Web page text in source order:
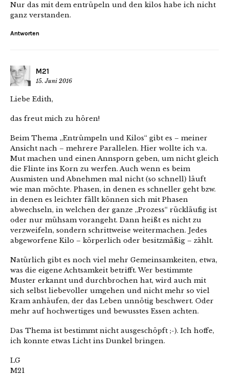
Nur das mit dem entrüpeln und den kilos habe ich nicht
ganz verstanden.
Antworten
M21
15. Juni 2016
Liebe Edith,
das freut mich zu hören!
Beim Thema „Entrümpeln und Kilos“ gibt es – meiner
Ansicht nach – mehrere Parallelen. Hier wollte ich v.a.
Mut machen und einen Annsporn geben, um nicht gleich
die Flinte ins Korn zu werfen. Auch wenn es beim
Ausmisten und Abnehmen mal nicht (so schnell) läuft
wie man möchte. Phasen, in denen es schneller geht bzw.
in denen es leichter fällt können sich mit Phasen
abwechseln, in welchen der ganze „Prozess“ rückläufig ist
oder nur mühsam vorangeht. Dann heißt es nicht zu
verzweifeln, sondern schrittweise weitermachen. Jedes
abgeworfene Kilo – körperlich oder besitzmäßig – zählt.
Natürlich gibt es noch viel mehr Gemeinsamkeiten, etwa,
was die eigene Achtsamkeit betrifft. Wer bestimmte
Muster erkannt und durchbrochen hat, wird auch mit
sich selbst liebevoller umgehen und nicht mehr so viel
Kram anhäufen, der das Leben unnötig beschwert. Oder
mehr auf hochwertiges und bewusstes Essen achten.
Das Thema ist bestimmt nicht ausgeschöpft ;-). Ich hoffe,
ich konnte etwas Licht ins Dunkel bringen.
LG
M21